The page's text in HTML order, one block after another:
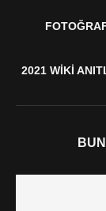
2021 WIKI